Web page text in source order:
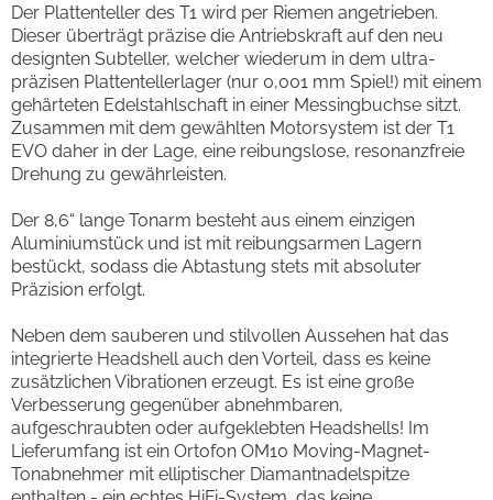
Der Plattenteller des T1 wird per Riemen angetrieben.
Dieser überträgt präzise die Antriebskraft auf den neu
designten Subteller, welcher wiederum in dem ultra-
präzisen Plattentellerlager (nur 0,001 mm Spiel!) mit einem
gehärteten Edelstahlschaft in einer Messingbuchse sitzt.
Zusammen mit dem gewählten Motorsystem ist der T1
EVO daher in der Lage, eine reibungslose, resonanzfreie
Drehung zu gewährleisten.
Der 8,6“ lange Tonarm besteht aus einem einzigen
Aluminiumstück und ist mit reibungsarmen Lagern
bestückt, sodass die Abtastung stets mit absoluter
Präzision erfolgt.
Neben dem sauberen und stilvollen Aussehen hat das
integrierte Headshell auch den Vorteil, dass es keine
zusätzlichen Vibrationen erzeugt. Es ist eine große
Verbesserung gegenüber abnehmbaren,
aufgeschraubten oder aufgeklebten Headshells! Im
Lieferumfang ist ein Ortofon OM10 Moving-Magnet-
Tonabnehmer mit elliptischer Diamantnadelspitze